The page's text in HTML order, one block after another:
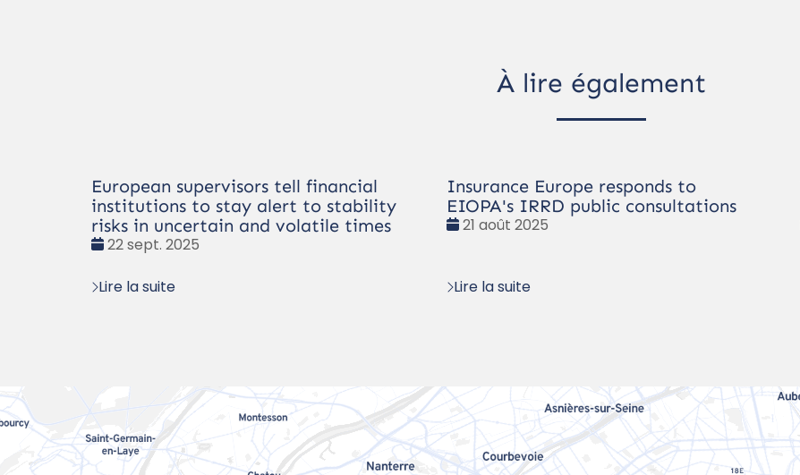
À lire également
European supervisors tell financial
institutions to stay alert to stability
risks in uncertain and volatile times
Date
22 sept. 2025
Lire la suite
Insurance Europe responds to
EIOPA's IRRD public consultations
Date
21 août 2025
Lire la suite